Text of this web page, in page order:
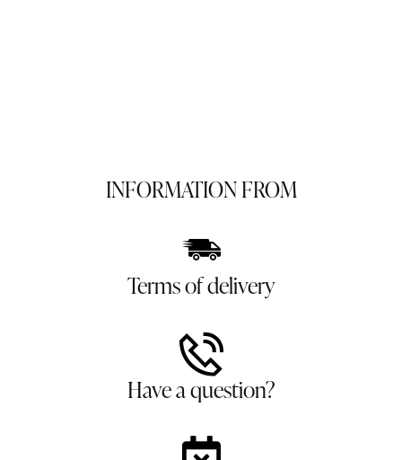
INFORMATION FROM
Terms of delivery
Have a question?